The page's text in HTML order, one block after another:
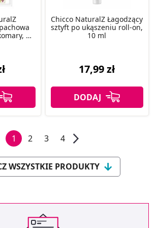
1
Chicco NaturalZ Łagodzący
sztyft po ukąszeniu roll-on,
10 ml
17,99 zł
1 2 3 4
WSZYSTKIE PRODUKTY